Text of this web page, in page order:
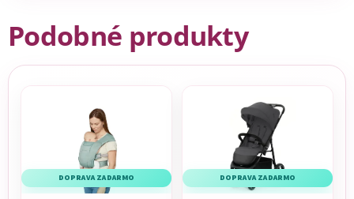
Podobné produkty
DOPRAVA ZADARMO DOPRAVA ZADARMO